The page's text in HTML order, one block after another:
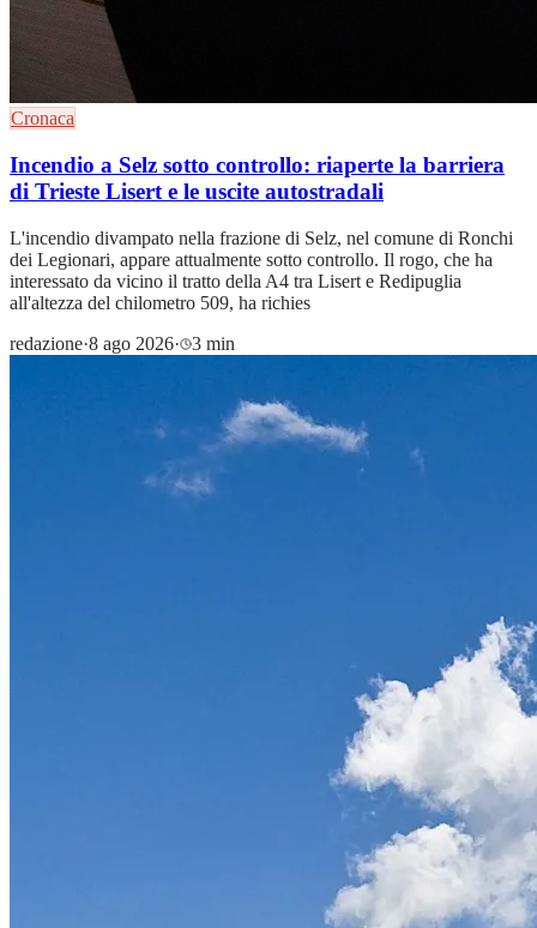
Cronaca
Incendio a Selz sotto controllo: riaperte la barriera
di Trieste Lisert e le uscite autostradali
L'incendio divampato nella frazione di Selz, nel comune di Ronchi
dei Legionari, appare attualmente sotto controllo. Il rogo, che ha
interessato da vicino il tratto della A4 tra Lisert e Redipuglia
all'altezza del chilometro 509, ha richies
redazione·8 ago 2026· 3 min